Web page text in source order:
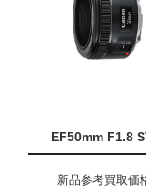
EF50mm F1.8
新品参考買取価